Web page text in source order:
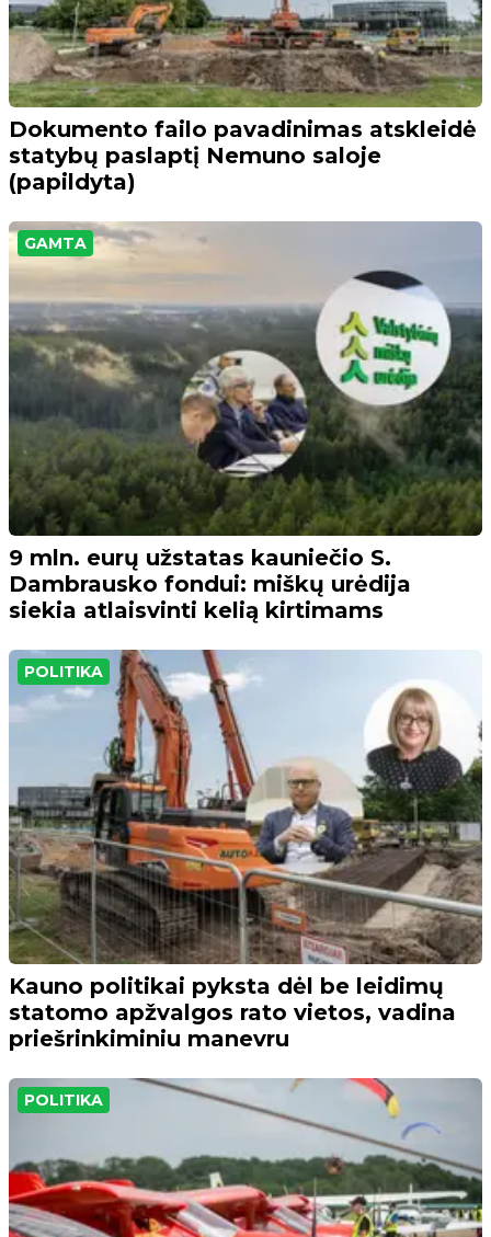
Dokumento failo pavadinimas atskleidė
statybų paslaptį Nemuno saloje
(papildyta)
GAMTA
9 mln. eurų užstatas kauniečio S.
Dambrausko fondui: miškų urėdija
siekia atlaisvinti kelią kirtimams
POLITIKA
Kauno politikai pyksta dėl be leidimų
statomo apžvalgos rato vietos, vadina
priešrinkiminiu manevru
POLITIKA